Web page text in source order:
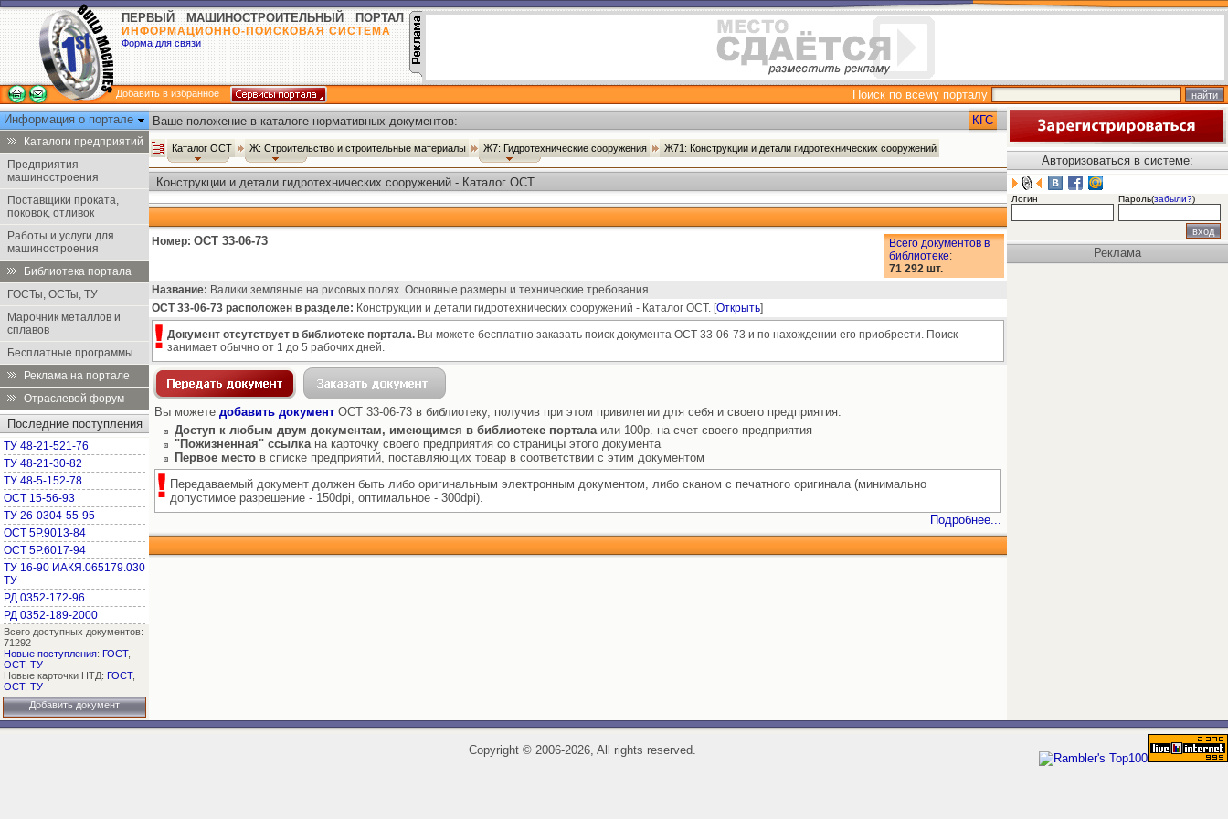
ПЕРВЫЙ МАШИНОСТРОИТЕЛЬНЫЙ ПОРТАЛ
ИНФОРМАЦИОННО-ПОИСКОВАЯ СИСТЕМА
Форма для связи
Добавить в избранное
Поиск по всему порталу
Информация о портале
Каталоги предприятий
Предприятия
машиностроения
Поставщики проката,
поковок, отливок
Работы и услуги для
машиностроения
Библиотека портала
ГОСТы, ОСТы, ТУ
Марочник металлов и
сплавов
Бесплатные программы
Реклама на портале
Отраслевой форум
Последние поступления
ТУ 48-21-521-76
ТУ 48-21-30-82
ТУ 48-5-152-78
ОСТ 15-56-93
ТУ 26-0304-55-95
ОСТ 5Р.9013-84
ОСТ 5Р.6017-94
ТУ 16-90 ИАКЯ.065179.030
ТУ
РД 0352-172-96
РД 0352-189-2000
Всего доступных документов:
71292
Новые поступления: ГОСТ,
ОСТ, ТУ
Новые карточки НТД: ГОСТ,
ОСТ, ТУ
Добавить документ
Ваше положение в каталоге нормативных документов: КГС
Каталог ОСТ Ж: Строительство и строительные материалы Ж7: Гидротехнические сооружения Ж71: Конструкции и детали гидротехнических сооружений
Конструкции и детали гидротехнических сооружений - Каталог ОСТ
Номер: ОСТ 33-06-73
Всего документов в
библиотеке:
71 292 шт.
Название: Валики земляные на рисовых полях. Основные размеры и технические требования.
ОСТ 33-06-73 расположен в разделе: Конструкции и детали гидротехнических сооружений - Каталог ОСТ. [Открыть]
Документ отсутствует в библиотеке портала. Вы можете бесплатно заказать поиск документа ОСТ 33-06-73 и по нахождении его приобрести. Поиск
занимает обычно от 1 до 5 рабочих дней.
Вы можете добавить документ ОСТ 33-06-73 в библиотеку, получив при этом привилегии для себя и своего предприятия:
Доступ к любым двум документам, имеющимся в библиотеке порталаили 100р. на счет своего предприятия
"Пожизненная" ссылкана карточку своего предприятия со страницы этого документа
Первое место в списке предприятий, поставляющих товар в соответствии с этим документом
Передаваемый документ должен быть либо оригинальным электронным документом, либо сканом с печатного оригинала (минимально
допустимое разрешение - 150dpi, оптимальное - 300dpi).
Подробнее...
Авторизоваться в системе:
Логин Пароль(забыли?)
Реклама
Copyright ©2006-2026, All rights reserved.